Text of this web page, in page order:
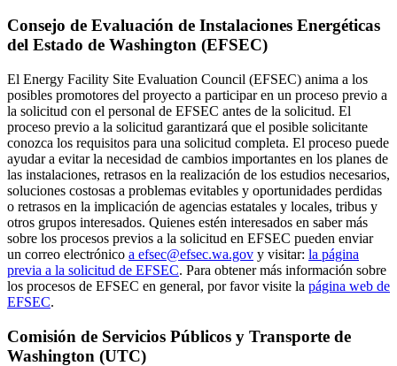
Consejo de Evaluación de Instalaciones Energéticas
del Estado de Washington (EFSEC)
El Energy Facility Site Evaluation Council (EFSEC) anima a los
posibles promotores del proyecto a participar en un proceso previo a
la solicitud con el personal de EFSEC antes de la solicitud. El
proceso previo a la solicitud garantizará que el posible solicitante
conozca los requisitos para una solicitud completa. El proceso puede
ayudar a evitar la necesidad de cambios importantes en los planes de
las instalaciones, retrasos en la realización de los estudios necesarios,
soluciones costosas a problemas evitables y oportunidades perdidas
o retrasos en la implicación de agencias estatales y locales, tribus y
otros grupos interesados. Quienes estén interesados en saber más
sobre los procesos previos a la solicitud en EFSEC pueden enviar
un correo electrónico a efsec@efsec.wa.gov y visitar: la página
previa a la solicitud de EFSEC. Para obtener más información sobre
los procesos de EFSEC en general, por favor visite la página web de
EFSEC.
Comisión de Servicios Públicos y Transporte de
Washington (UTC)